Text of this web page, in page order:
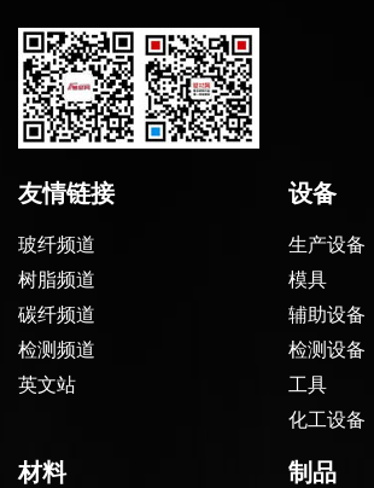
友情链接
玻纤频道
树脂频道
碳纤频道
检测频道
英文站
设备
生产设备
模具
辅助设备
检测设备
工具
化工设备
材料 制品